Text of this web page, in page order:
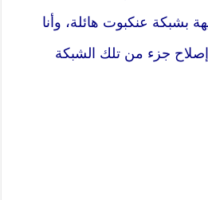
بشبكة عنكبوت هائلة، وأنا
جزء من تلك الشبكة